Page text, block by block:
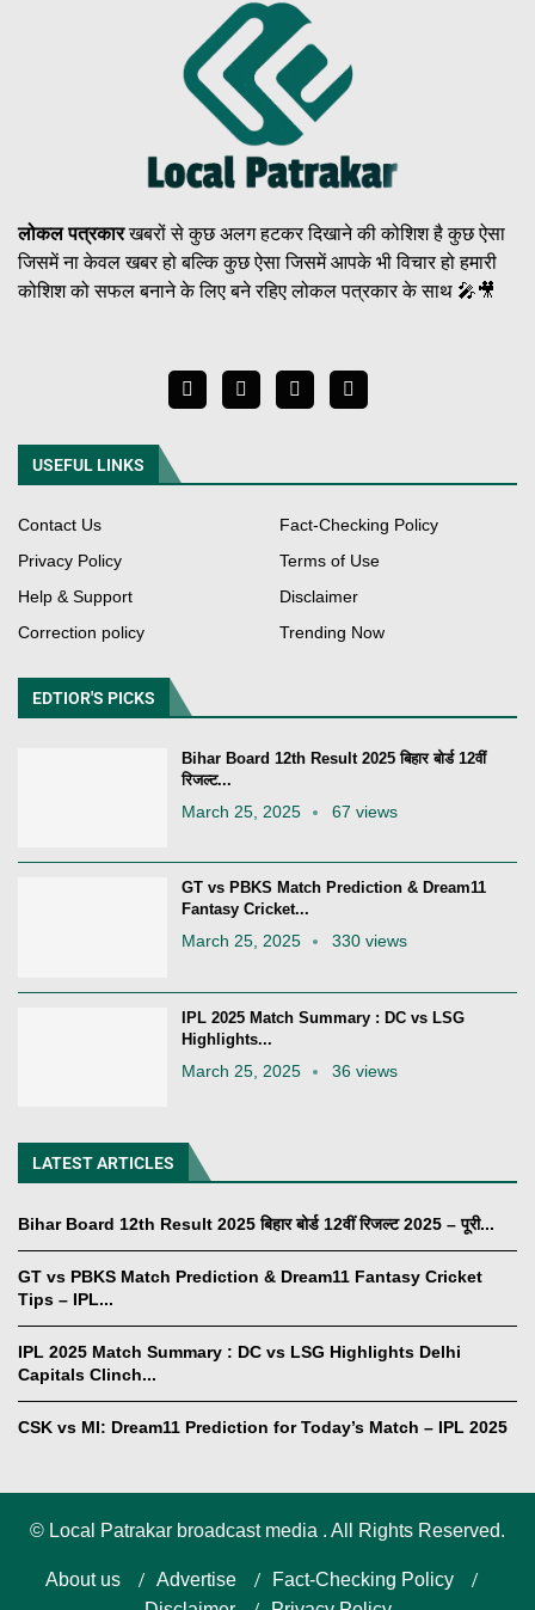
लोकल पत्रकारखबरों से कुछ अलग हटकर दिखाने की कोशिश है कुछ ऐसा
जिसमें ना केवल खबर हो बल्कि कुछ ऐसा जिसमें आपके भी विचार हो हमारी
कोशिश को सफल बनाने के लिए बने रहिए लोकल पत्रकार के साथ 🎤🎥
USEFUL LINKS
Contact Us
Fact-Checking Policy
Privacy Policy
Terms of Use
Help & Support
Disclaimer
Correction policy
Trending Now
EDTIOR'S PICKS
Bihar Board 12th Result 2025 बिहार बोर्ड 12वीं
रिजल्ट...
March 25, 2025 67 views
GT vs PBKS Match Prediction & Dream11
Fantasy Cricket...
March 25, 2025 330 views
IPL 2025 Match Summary : DC vs LSG
Highlights...
March 25, 2025 36 views
LATEST ARTICLES
Bihar Board 12th Result 2025 बिहार बोर्ड 12वीं रिजल्ट 2025 – पूरी...
GT vs PBKS Match Prediction & Dream11 Fantasy Cricket
Tips – IPL...
IPL 2025 Match Summary : DC vs LSG Highlights Delhi
Capitals Clinch...
CSK vs MI: Dream11 Prediction for Today’s Match – IPL 2025
© Local Patrakar broadcast media . All Rights Reserved.
About us Advertise
Fact-Checking Policy